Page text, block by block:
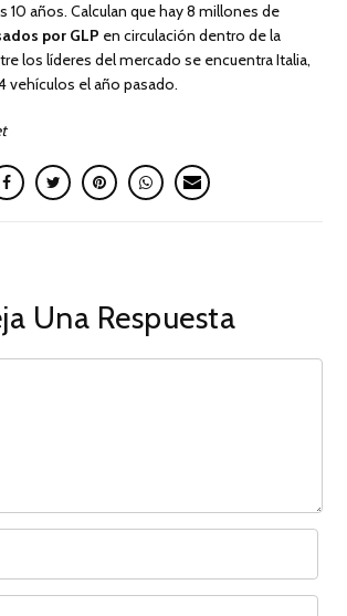
10 años. Calculan que hay 8 millones de
​​por GLP en circulación dentro de la
los líderes del mercado se encuentra Italia,
vehículos el año pasado.
Una Respuesta